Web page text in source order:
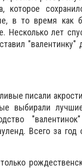
которое
в то время как
Несколько лет
"валентинку"
писали
выбирали
Всего за год